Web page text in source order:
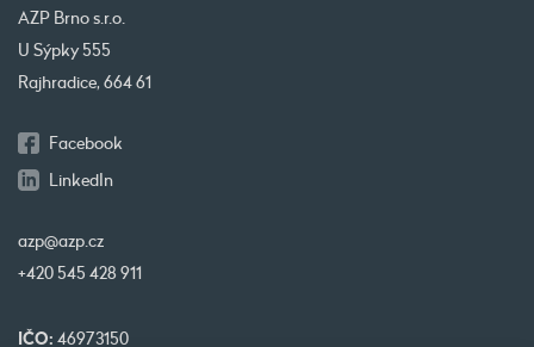
AZP Brno s.r.o.
U Sýpky 555
Rajhradice, 664 61
Facebook
LinkedIn
azp@azp.cz
+420 545 428 911
IČO: 46973150